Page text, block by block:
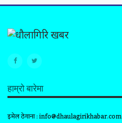
हाम्रो बारेमा
इमेल ठेगाना :info@dhaulagirikhabar.com